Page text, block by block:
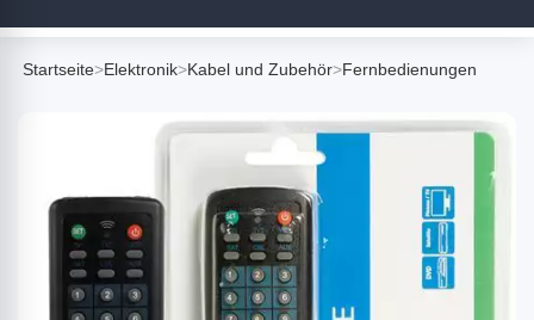
Startseite>Elektronik>Kabel und Zubehör>Fernbedienungen